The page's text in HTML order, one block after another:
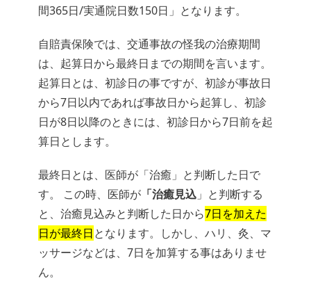
間365日/実通院日数150日」となります。
自賠責保険では、交通事故の怪我の治療期間
は、起算日から最終日までの期間を言います。
起算日とは、初診日の事ですが、初診が事故日
から7日以内であれば事故日から起算し、初診
日が8日以降のときには、初診日から7日前を起
算日とします。
最終日とは、医師が「治癒」と判断した日で
す。 この時、医師が 「治癒見込 」と判断する
と、治癒見込みと判断した日から7日を加えた
日が最終日となります。しかし、ハリ、灸、マ
ッサージなどは、7日を加算する事はありませ
ん。